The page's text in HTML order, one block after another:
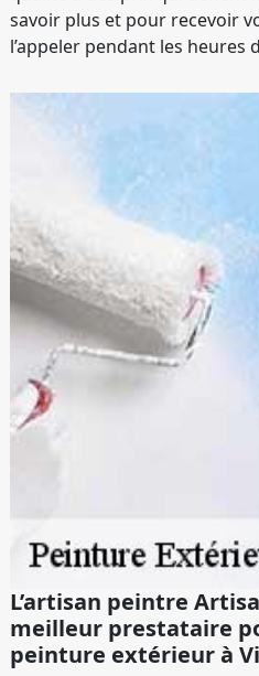
savoir plus et pour recevoir
l’appeler pendant les heures
L’artisan peintre
meilleur prestataire
peinture extérieur à